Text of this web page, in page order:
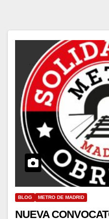
BLOG METRO DE MADRID
NUEVA